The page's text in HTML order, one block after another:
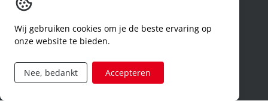
code of conduct
aanvraag rechten ivm privacy
Wij gebruiken cookies om je de beste ervaring op
onze website te bieden.
Nee, bedankt Accepteren